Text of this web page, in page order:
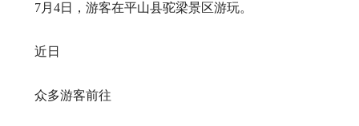
7月4日，游客在平山县驼梁景区游玩。
近日
众多游客前往